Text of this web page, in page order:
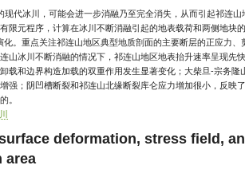
代冰川，可能会进一步消融乃至完全消失，从而引起祁连
限元程序，计算在冰川不断消融引起的地表载荷和两侧地块
。重点关注祁连山地区典型地质剖面的主要断层的正应力
山冰川不断消融的情况下，祁连山地区地表抬升速率呈现先
载和边界构造加载的双重作用发生显著变化；大柴旦-宗务隆
强；阴凹槽断裂和祁连山北缘断裂库仑应力增加很小，反映
。
deformation, stress field,
area